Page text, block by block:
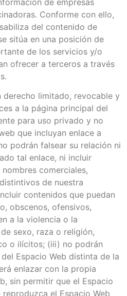
Conforme con ello,
del contenido de
sitúa en una posición de
de los servicios y/o
ofrecer a terceros a través
derecho limitado, revocable y
a la página principal del
para uso privado y no
que incluyan enlace a
podrán falsear su relación ni
tal enlace, ni incluir
comerciales,
de nuestra
contenidos que puedan
obscenos, ofensivos,
a la violencia o la
sexo, raza o religión,
o ilícitos; (iii) no podrán
Espacio Web distinta de la
enlazar con la propia
sin permitir que el Espacio
el Espacio Web